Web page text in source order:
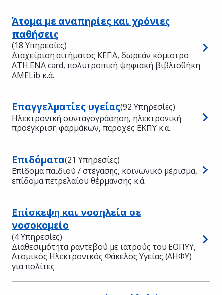
Άτομα με αναπηρίες και χρόνιες
παθήσεις
(18 Υπηρεσίες)
Διαχείριση αιτήματος ΚΕΠΑ, δωρεάν κόμιστρο
ATH.ENA card, πολυτροπική ψηφιακή βιβλιοθήκη
AMELib κ.ά.
Επαγγελματίες υγείας(92 Υπηρεσίες)
Ηλεκτρονική συνταγογράφηση, ηλεκτρονική
προέγκριση φαρμάκων, παροχές ΕΚΠΥ κ.ά.
Επιδόματα(21 Υπηρεσίες)
Επίδομα παιδιού / στέγασης, κοινωνικό μέρισμα,
επίδομα πετρελαίου θέρμανσης κ.ά.
Επίσκεψη και νοσηλεία σε
νοσοκομείο
(4 Υπηρεσίες)
Διαθεσιμότητα ραντεβού με ιατρούς του ΕΟΠΥΥ,
Ατομικός Ηλεκτρονικός Φάκελος Υγείας (ΑΗΦΥ)
για πολίτες